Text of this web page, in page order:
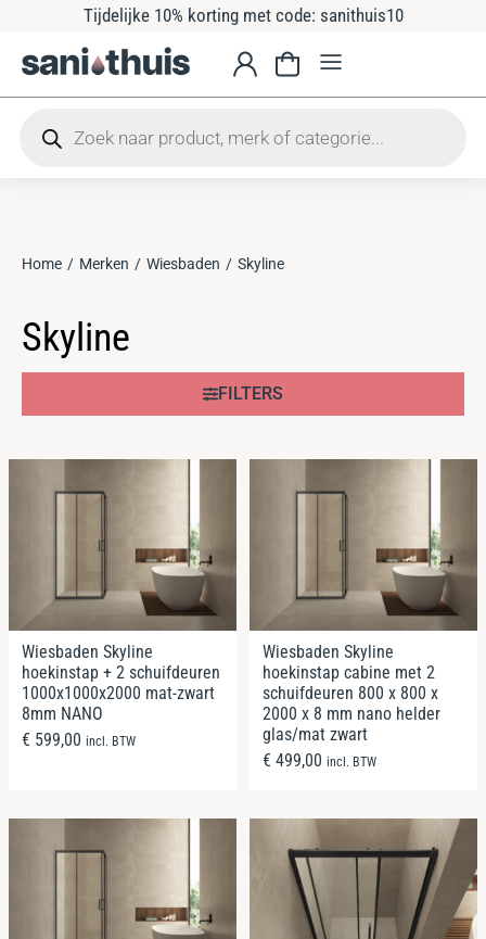
Tijdelijke 10% korting met code: sanithuis10
Je bent hier:
Home Merken Wiesbaden Skyline
Skyline
FILTERS
Wiesbaden Skyline
hoekinstap + 2 schuifdeuren
1000x1000x2000 mat-zwart
8mm NANO
€ 599,00 incl. BTW
Wiesbaden Skyline
hoekinstap cabine met 2
schuifdeuren 800 x 800 x
2000 x 8 mm nano helder
glas/mat zwart
€ 499,00 incl. BTW